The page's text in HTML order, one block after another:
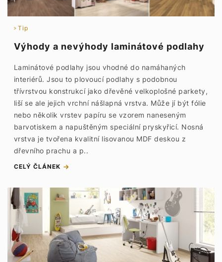
Tip
Výhody a nevýhody laminátové podlahy
Laminátové podlahy jsou vhodné do namáhaných
interiérů. Jsou to plovoucí podlahy s podobnou
třívrstvou konstrukcí jako dřevěné velkoplošné parkety,
liší se ale jejich vrchní nášlapná vrstva. Může jí být fólie
nebo několik vrstev papíru se vzorem naneseným
barvotiskem a napuštěným speciální pryskyřicí. Nosná
vrstva je tvořena kvalitní lisovanou MDF deskou z
dřevního prachu a p..
CELÝ ČLÁNEK